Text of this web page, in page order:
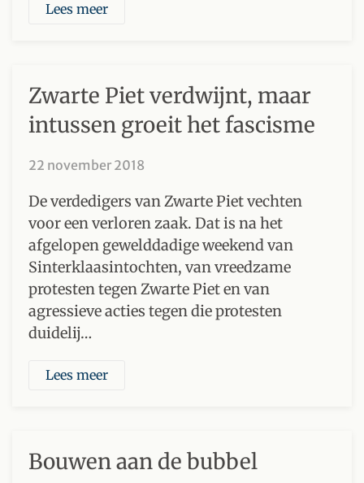
Lees meer
Zwarte Piet verdwijnt, maar
intussen groeit het fascisme
22 november 2018
De verdedigers van Zwarte Piet vechten
voor een verloren zaak. Dat is na het
afgelopen gewelddadige weekend van
Sinterklaasintochten, van vreedzame
protesten tegen Zwarte Piet en van
agressieve acties tegen die protesten
duidelij…
Lees meer
Bouwen aan de bubbel